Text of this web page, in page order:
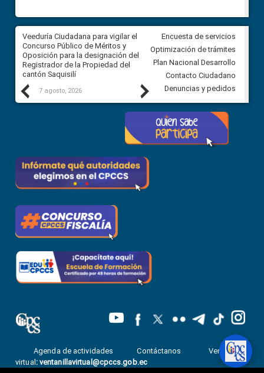
Previous
Veeduría Ciudadana para vigilar el
Concurso Público de Méritos y
Oposición para la designación del
Registrador de la Propiedad del
cantón Saquisilí
7 agosto, 2026
Veeduría Ciudadana para
construcción del asfaltado de
Ballenita del cantón Santa
7 agosto, 2026
Next
Encuesta de servicios
Optimización de trámites
Plan Nacional Desarrollo
Contacto Ciudadano
Denuncias y pedidos
Agenda de actividades Contáctanos
Ventanilla
virtual : ventanillavirtual@cpccs.gob.ec